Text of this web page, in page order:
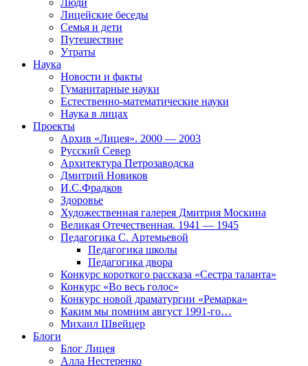
Люди
Лицейские беседы
Семья и дети
Путешествие
Утраты
Наука
Новости и факты
Гуманитарные науки
Естественно-математические науки
Наука в лицах
Проекты
Архив «Лицея». 2000 — 2003
Русский Север
Архитектура Петрозаводска
Дмитрий Новиков
И.С.Фрадков
Здоровье
Художественная галерея Дмитрия Москина
Великая Отечественная. 1941 — 1945
Педагогика С. Артемьевой
Педагогика школы
Педагогика двора
Конкурс короткого рассказа «Сестра таланта»
Конкурс «Во весь голос»
Конкурс новой драматургии «Ремарка»
Каким мы помним август 1991-го…
Михаил Швейцер
Блоги
Блог Лицея
Алла Нестеренко